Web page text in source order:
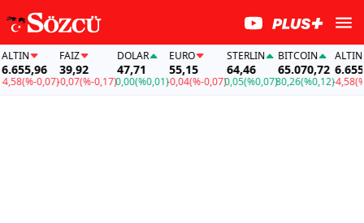
(%-0,07)
FAİZ
39,92
-0,07(%-0,17)
DOLAR
47,71
0,00(%0,01)
EURO
55,15
-0,04(%-0,07)
STERLIN
64,46
0,05(%0,07)
BITCOIN
65.070,72
80,26(%0,12)
ALTIN
6.655,96
-4,58(%-